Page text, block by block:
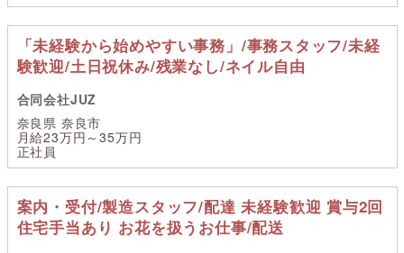
「未経験から始めやすい事務」/事務スタッフ/未経
験歓迎/土日祝休み/残業なし/ネイル自由
合同会社JUZ
奈良県 奈良市
月給23万円～35万円
正社員
案内・受付/製造スタッフ/配達 未経験歓迎 賞与2回
住宅手当あり お花を扱うお仕事/配送